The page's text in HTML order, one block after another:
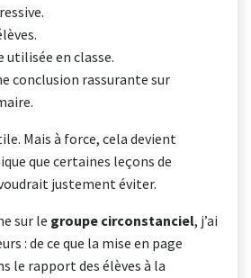
utilisée en classe.
conclusion rassurante sur
Mais à force, cela devient
que certaines leçons de
justement éviter.
sur le groupe circonstanciel, j’ai
: de ce que la mise en page
le rapport des élèves à la